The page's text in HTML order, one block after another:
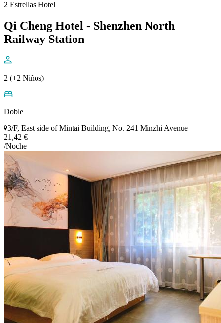
2 Estrellas Hotel
Qi Cheng Hotel - Shenzhen North
Railway Station
2 (+2 Niños)
Doble
3/F, East side of Mintai Building, No. 241 Minzhi Avenue
21,42 €
/Noche